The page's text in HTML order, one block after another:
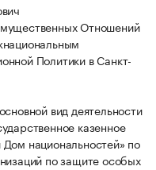
Отношений
Политики в Санкт-
вид деятельности
казенное
национальностей» по
по защите особых